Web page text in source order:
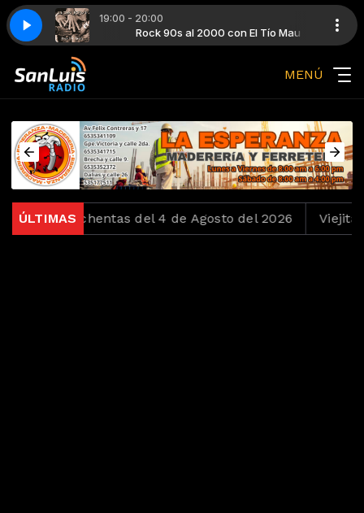
19:00 - 20:00
Tío Mau Rock 90s al 2000 con El Tío Mau
Bon Jovi - Bed Of Roses
con Mauricio Meza Música de los Años 2000 con Mauricio Meza
MENÚ
ÚLTIMAS
Ochentas del 4 de Agosto del 2026 Viejitas pero